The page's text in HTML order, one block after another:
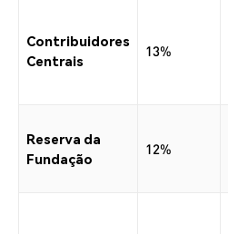
Contribuidores
Centrais
13%
Reserva da
Fundação
12%